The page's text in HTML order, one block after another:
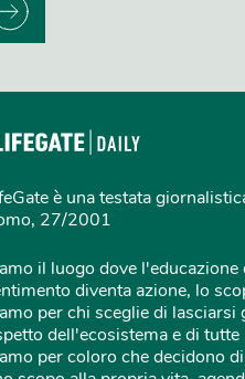
è una testata
27/2001
il luogo dove
diventa azione, lo
per chi sceglie di
dell'ecosistema e di
per coloro che decidono